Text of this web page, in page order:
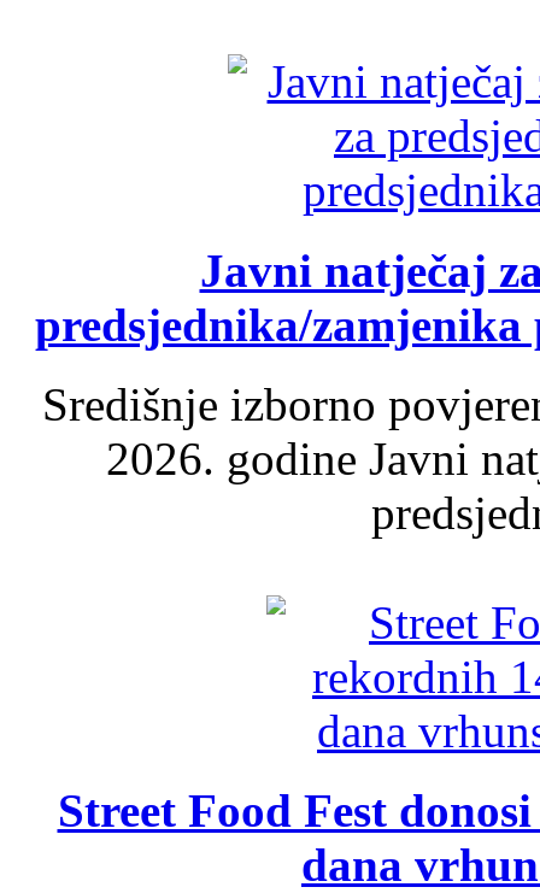
Javni natječaj
predsjednika/
Središnje izborno
2026. godine Javni
Street Food Fest
dana